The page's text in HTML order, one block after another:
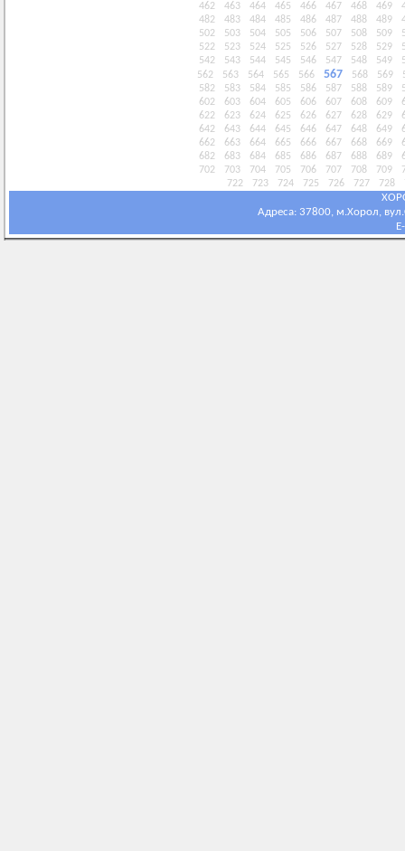
462
463 464 465 466 467 468 469
482
483 484 485 486 487 488 489
502
503 504 505 506 507 508 509
522
523 524 525 526 527 528 529
542
543 544 545 546 547 548 549
562
563 564 565 566 567 568 569
582
583 584 585 586 587 588 589
602
603 604 605 606 607 608 609
622
623 624 625 626 627 628 629
642
643 644 645 646 647 648 649
662
663 664 665 666 667 668 669
682
683 684 685 686 687 688 689
702
703 704 705 706 707 708 709
722
723 724 725 726 727 728
Адреса: 37800, м.Хорол,